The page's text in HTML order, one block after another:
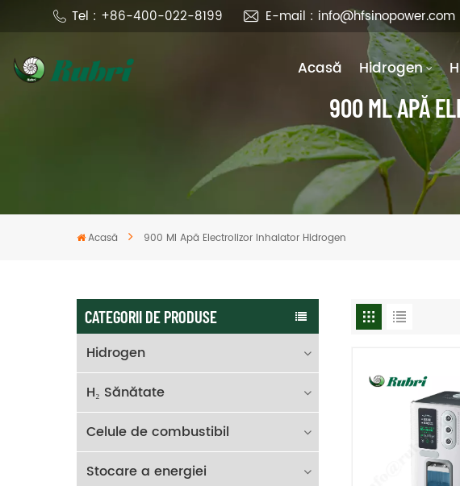
Tel : +86-400-022-8199 E-mail : info@hfsinopower.com
Acasă Hidrogen
900 ML APĂ
Acasă 900 Ml Apă Electrolizor Inhalator Hidrogen
CATEGORII DE PRODUSE
Hidrogen
H₂ Sănătate
Celule de combustibil
Stocare a energiei